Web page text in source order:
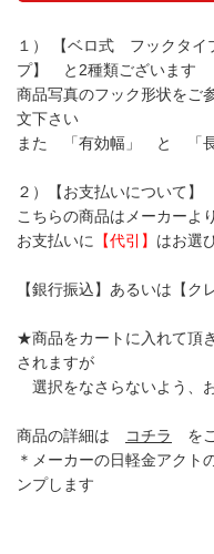
１） 【ベロ式 フックタ
プ】 と2種類ございます
商品写真のフック形状をご
文下さい
また 「有効幅」 と 「長
２）【お支払いについて】
こちらの商品はメーカーよ
お支払いに
【代引】 はお選
【銀行振込】あるいは【
★商品をカートに入れて頂
されますが
選択をなさらないよう、
商品の詳細は コチラ
を
＊メーカーの日軽金アクト
ンプします